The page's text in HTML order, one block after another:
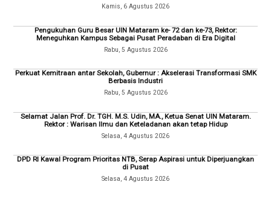
Kamis, 6 Agustus 2026
Pengukuhan Guru Besar UIN Mataram ke- 72 dan ke-73, Rektor:
Meneguhkan Kampus Sebagai Pusat Peradaban di Era Digital
Rabu, 5 Agustus 2026
Perkuat Kemitraan antar Sekolah, Gubernur : Akselerasi Transformasi SMK
Berbasis Industri
Rabu, 5 Agustus 2026
Selamat Jalan Prof. Dr. TGH. M.S. Udin, MA., Ketua Senat UIN Mataram.
Rektor : Warisan Ilmu dan Keteladanan akan tetap Hidup
Selasa, 4 Agustus 2026
DPD RI Kawal Program Prioritas NTB, Serap Aspirasi untuk Diperjuangkan
di Pusat
Selasa, 4 Agustus 2026